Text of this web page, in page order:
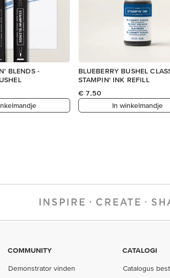
BLENDS -
BLUEBERRY BUSHEL
STAMPIN' INK REFILL
€ 7,50
In winkelmandje
COMMUNITY
Demonstrator vinden
CATALOGI
Catalogus